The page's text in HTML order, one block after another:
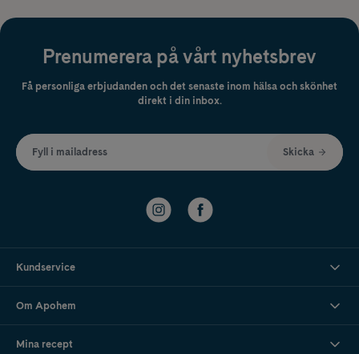
Prenumerera på vårt nyhetsbrev
Få personliga erbjudanden och det senaste inom hälsa och skönhet
direkt i din inbox.
Fyll i mailadress Skicka
Kundservice
Om Apohem
Mina recept